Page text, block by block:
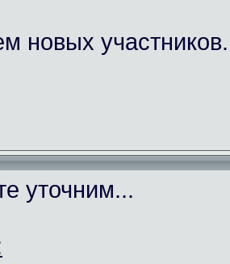
новых
уточним...